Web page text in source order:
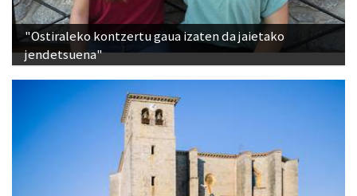
"Ostiraleko kontzertu gaua izaten da jaietako
jendetsuena"